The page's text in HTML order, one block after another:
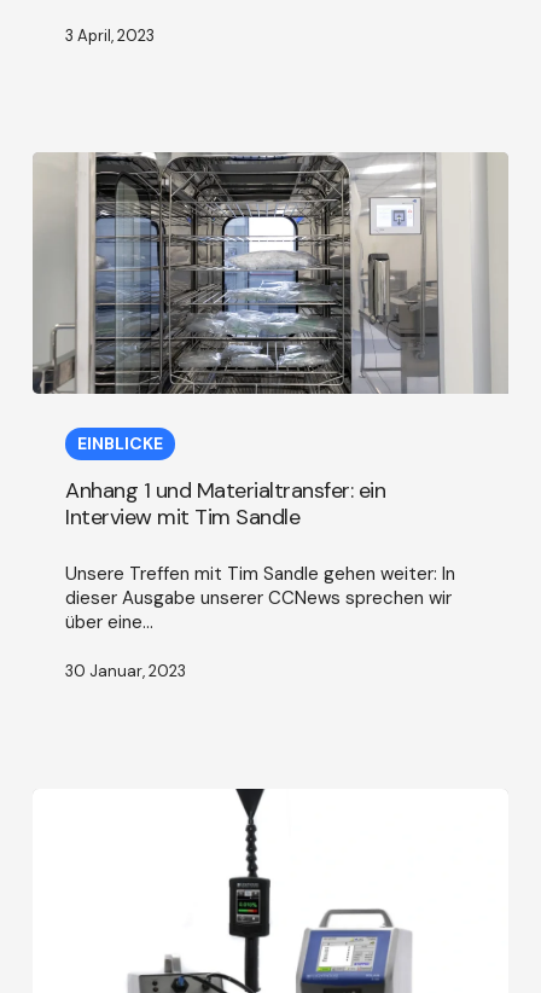
3 April, 2023
Materialtransfer:
Interview
Sandle
EINBLICKE
Anhang 1 und Materialtransfer: ein
Interview mit Tim Sandle
Unsere Treffen mit Tim Sandle gehen weiter: In
dieser Ausgabe unserer CCNews sprechen wir
über eine...
30 Januar, 2023